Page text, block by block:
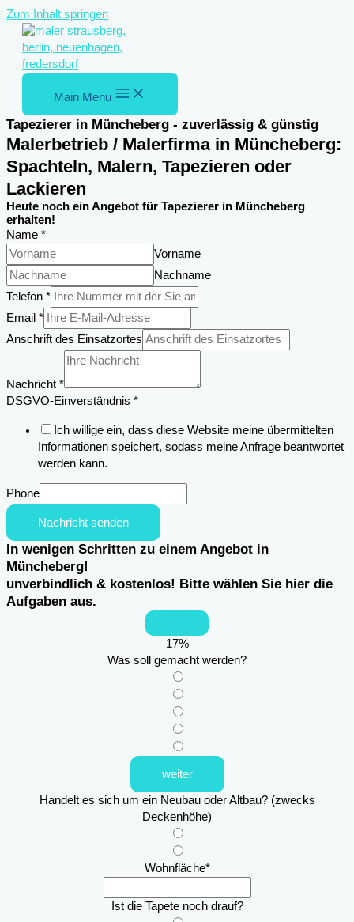
Zum Inhalt springen
Main Menu
Tapezierer in Müncheberg - zuverlässig & günstig
Malerbetrieb / Malerfirma in Müncheberg:
Spachteln, Malern, Tapezieren oder
Lackieren
Heute noch ein Angebot für Tapezierer in Müncheberg
erhalten!
Name *
Vorname
Nachname
DSGVO-
Einverständnis
Anschrift
des
Telefon *
Email *
Anschrift des Einsatzortes
Nachricht *
DSGVO-Einverständnis *
Ich willige ein, dass diese Website meine übermittelten
Informationen speichert, sodass meine Anfrage beantwortet
werden kann.
Phone
Nachricht senden
In wenigen Schritten zu einem Angebot in
Müncheberg!
unverbindlich & kostenlos! Bitte wählen Sie hier die
Aufgaben aus.
17%
Was soll gemacht werden?
weiter
Handelt es sich um ein Neubau oder Altbau? (zwecks
Deckenhöhe)
Wohnfläche*
Ist die Tapete noch drauf?